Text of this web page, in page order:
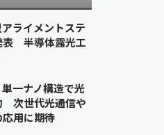
ライメントステ
表 半導体露光工
一ナノ構造で光
次世代光通信や
用に期待